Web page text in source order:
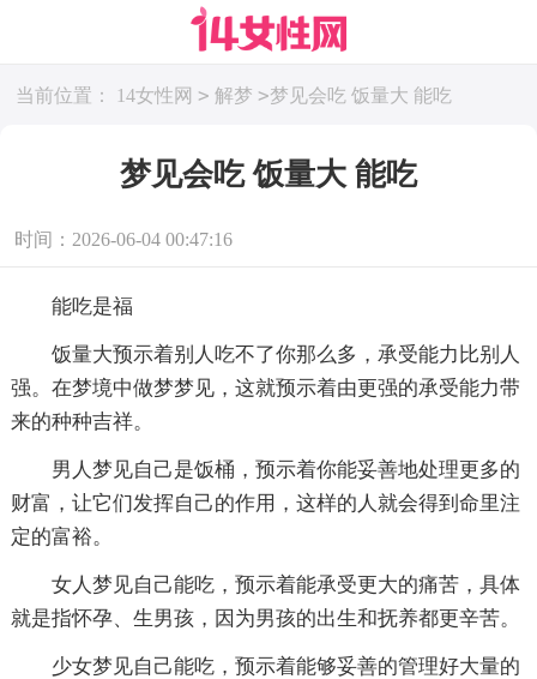
当前位置： 14女性网 > 解梦 >梦见会吃 饭量大 能吃
梦见会吃 饭量大 能吃
时间：2026-06-04 00:47:16
能吃是福
饭量大预示着别人吃不了你那么多，承受能力比别人
强。在梦境中做梦梦见，这就预示着由更强的承受能力带
来的种种吉祥。
男人梦见自己是饭桶，预示着你能妥善地处理更多的
财富，让它们发挥自己的作用，这样的人就会得到命里注
定的富裕。
女人梦见自己能吃，预示着能承受更大的痛苦，具体
就是指怀孕、生男孩，因为男孩的出生和抚养都更辛苦。
少女梦见自己能吃，预示着能够妥善的管理好大量的